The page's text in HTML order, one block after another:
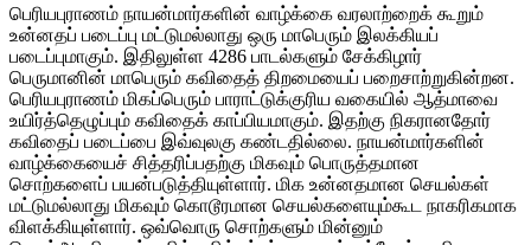
பெரியபுராணம் நாயன்மார்களின் வாழ்க்கை வரலாற்றைக் கூறும்
உன்னதப் படைப்பு மட்டுமல்லாது ஒரு மாபெரும் இலக்கியப்
படைப்புமாகும். இதிலுள்ள 4286 பாடல்களும் சேக்கிழார்
பெருமானின் மாபெரும் கவிதைத் திறமையைப் பறைசாற்றுகின்றன.
பெரியபுராணம் மிகப்பெரும் பாராட்டுக்குரிய வகையில் ஆத்மாவை
உயிர்த்தெழுப்பும் கவிதைக் காப்பியமாகும். இதற்கு நிகரானதோர்
கவிதைப் படைப்பை இவ்வுலகு கண்டதில்லை. நாயன்மார்களின்
வாழ்க்கையைச் சித்தரிப்பதற்கு மிகவும் பொருத்தமான
சொற்களைப் பயன்படுத்தியுள்ளார். மிக உன்னதமான செயல்கள்
மட்டுமல்லாது மிகவும் கொடூரமான செயல்களையும்கூட நாகரிகமாக
விளக்கியுள்ளார். ஒவ்வொரு சொற்களும் மின்னும்